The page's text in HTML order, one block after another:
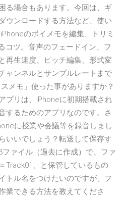
る場合もあります。今回は、ギ
ウンロードする方法など、使い
のボイメモを編集、トリミ
コツ。音声のフェードイン、フ
再生速度、ピッチ編集、形式変
ャンネルとサンプルレートまで
メモ」使った事がありますか？
プリは、iPhoneに初期搭載され
するためのアプリなのです。さ
に授業や会議等を録音しまし
いいでしょう？転送して保存す
ファイル（過去に作成）で、ファ
Track01、と保管しているもの
トル名をつけたいのですが、フ
業できる方法を教えてくださ